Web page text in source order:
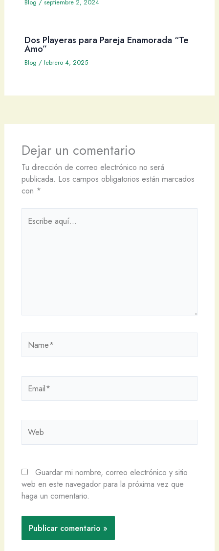
Blog / septiembre 2, 2024
Dos Playeras para Pareja Enamorada “Te
Amo”
Blog / febrero 4, 2025
Dejar un comentario
Tu dirección de correo electrónico no será
publicada. Los campos obligatorios están marcados
con *
aquí...
Guardar mi nombre, correo electrónico y sitio
web en este navegador para la próxima vez que
haga un comentario.